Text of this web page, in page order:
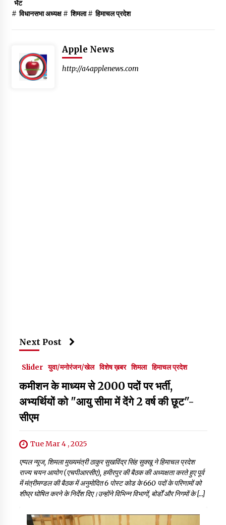
भेंट
# विधानसभा अध्यक्ष# शिमला# हिमाचल प्रदेश
Apple News
http://a4applenews.com
Next Post
Slider युवा/मनोरंजन/खेल विशेष ख़बर शिमला हिमाचल प्रदेश
कमीशन के माध्यम से 2000 पदों पर भर्ती,
अभ्यर्थियों को "आयु सीमा में देंगे 2 वर्ष की छूट"-
सीएम
Tue Mar 4 , 2025
एप्पल न्यूज, शिमला मुख्यमंत्री ठाकुर सुखविंद्र सिंह सुक्खू ने हिमाचल प्रदेश
राज्य चयन आयोग (एचपीआरसीए), हमीरपुर की बैठक की अध्यक्षता करते हुए पूर्व
में मंत्रीमण्डल की बैठक में अनुमोदित 6 पोस्ट कोड के 660 पदों के परिणामों को
शीघ्र घोषित करने के निर्देश दिए।उन्होंने विभिन्न विभागों, बोर्डों और निगमों के […]